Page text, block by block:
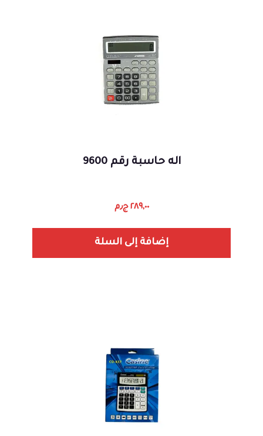
اله حاسبة رقم 9600
٢٨٩,٠٠ ج٫م
إضافة إلى السلة